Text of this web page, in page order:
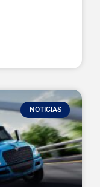
NOTICIAS